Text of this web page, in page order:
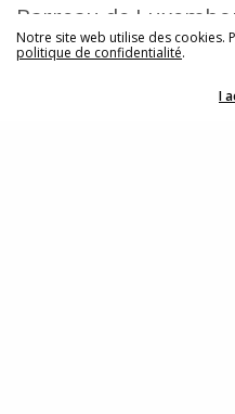
Barreau de
Présidente de la CJBL
Notre site web utilise des cookies.
politique de confidentialité.
I